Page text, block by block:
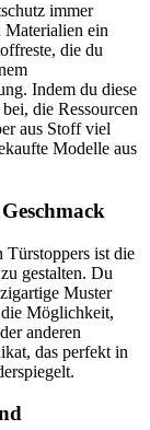
immer
ein
die du
Indem du diese
die Ressourcen
aus Stoff viel
Modelle aus
Türstoppers ist die
gestalten. Du
Muster
Möglichkeit,
anderen
das perfekt in